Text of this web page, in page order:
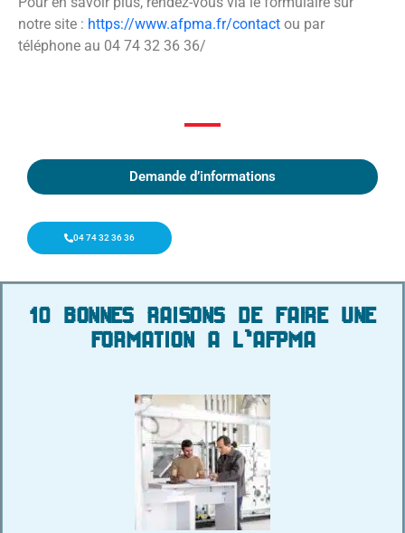
10 BONNES RAISONS DE FAIRE UNE
FORMATION A L'AFPMA
notre site : https://www.afpma.fr/contact ou par
téléphone au 04 74 32 36 36/
Demande d’informations
04 74 32 36 36